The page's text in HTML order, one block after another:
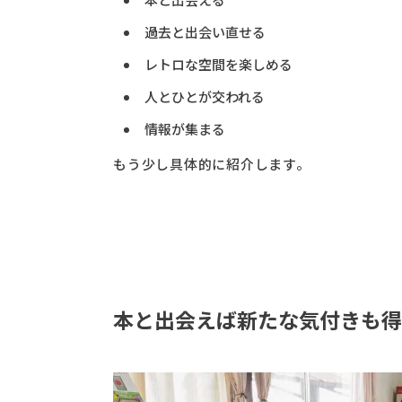
過去と出会い直せる
レトロな空間を楽しめる
人とひとが交われる
情報が集まる
もう少し具体的に紹介します。
本と出会えば新たな気付きも